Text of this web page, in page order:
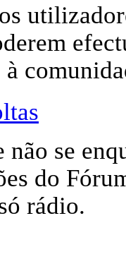
à
não se
do
rádio.